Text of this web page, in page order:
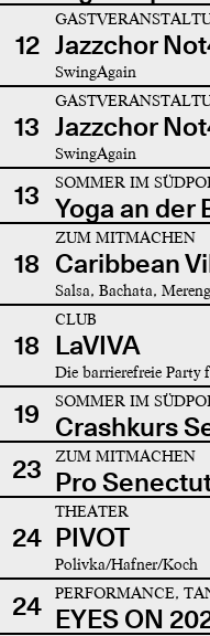
12 Jazzchor
SwingAgain
13 Jazzchor
SwingAgain
13 SOMMER IM
Yoga an der
18
ZUM MITMACHEN
Caribbean
Salsa, Bachata,
18
CLUB
LaVIVA
Die barrierefreie Party
19 SOMMER IM
Crashkurs
23
ZUM MITMACHEN
Pro
24
THEATER
PIVOT
Polivka/Hafner/Koch
24 PERFORMANCE,
EYES ON